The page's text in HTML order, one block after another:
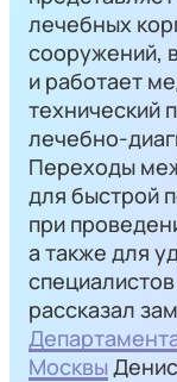
лечебных
сооружений,
и работает
технический
лечебно-
Переходы
для быстрой
при
а также для
рассказал
Москвы